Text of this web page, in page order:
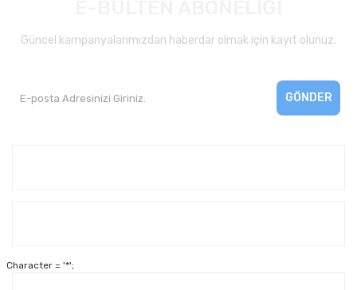
Güncel kampanyalarımızdan haberdar olmak için kayıt olunuz.
GÖNDER
Character = '*';